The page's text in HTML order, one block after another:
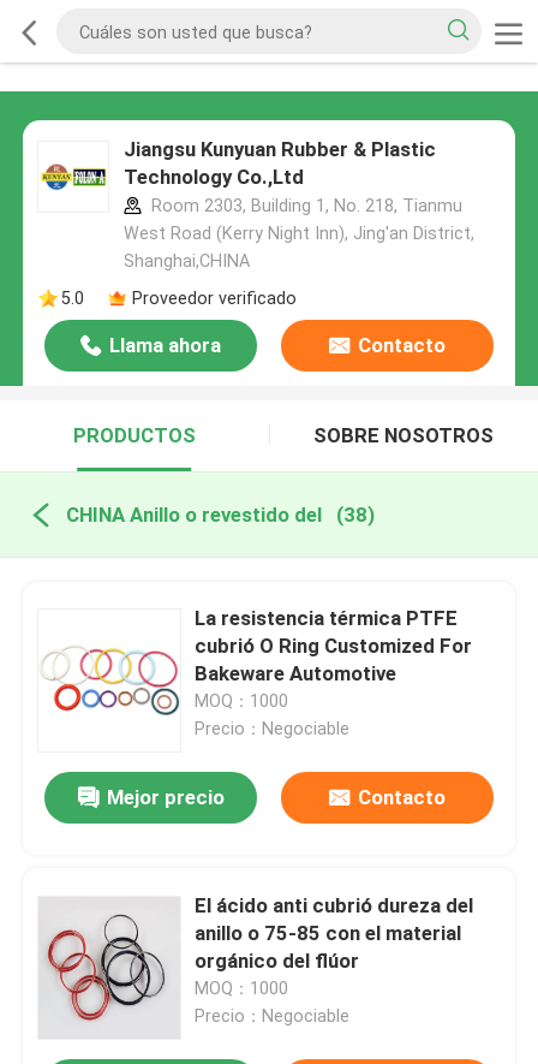
Jiangsu Kunyuan Rubber & Plastic
Technology Co.,Ltd
Room 2303, Building 1, No. 218, Tianmu
West Road (Kerry Night Inn), Jing'an District,
Shanghai,CHINA
5.0
Proveedor verificado
Llama ahora Contacto
PRODUCTOS SOBRE NOSOTROS
CHINA Anillo o revestido del (38)
La resistencia térmica PTFE
cubrió O Ring Customized For
Bakeware Automotive
MOQ：1000
Precio：Negociable
Mejor precio Contacto
El ácido anti cubrió dureza del
anillo o 75-85 con el material
orgánico del flúor
MOQ：1000
Precio：Negociable